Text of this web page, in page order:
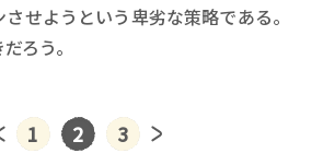
せようという卑劣な策略である。
ろう。
1 2 3